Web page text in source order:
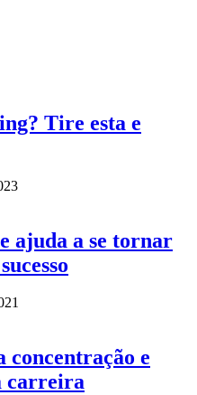
Tire esta e
ajuda a se tornar
concentração e
carreira